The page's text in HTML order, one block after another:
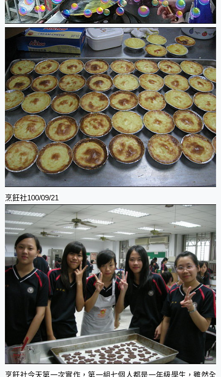
烹飪社100/09/21
烹飪社今天第一次實作，第一組七個人都是一年級學生，雖然全